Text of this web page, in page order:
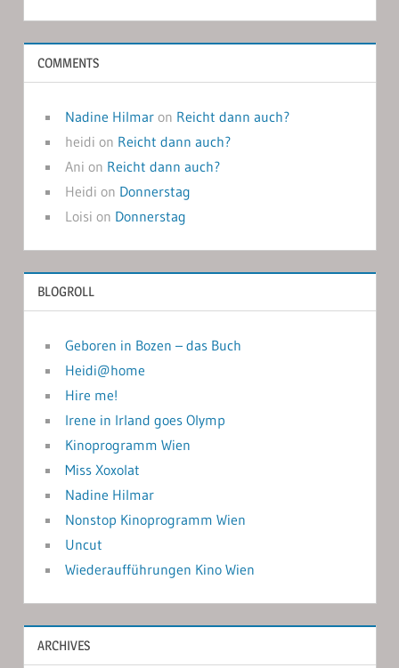
COMMENTS
Nadine Hilmaron Reicht dann auch?
heidi on Reicht dann auch?
Ani on Reicht dann auch?
Heidi on Donnerstag
Loisi on Donnerstag
BLOGROLL
Geboren in Bozen – das Buch
Heidi@home
Hire me!
Irene in Irland goes Olymp
Kinoprogramm Wien
Miss Xoxolat
Nadine Hilmar
Nonstop Kinoprogramm Wien
Uncut
Wiederaufführungen Kino Wien
ARCHIVES